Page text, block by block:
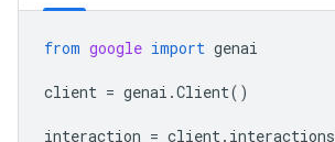
from google import genai
client = genai .Client()
interaction = client. interactions